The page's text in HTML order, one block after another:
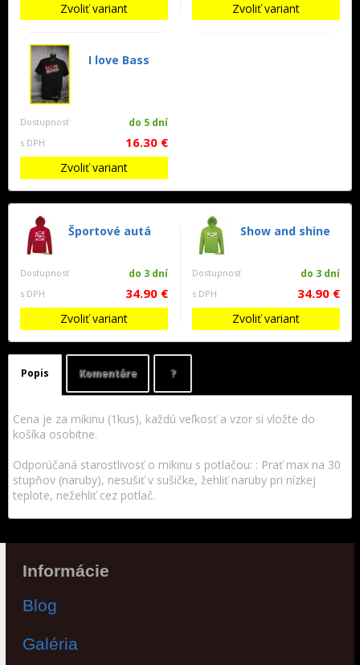
Zvoliť variant Zvoliť variant
I love Bass
Dostupnosť do 5 dní
s DPH 16.30 €
Zvoliť variant
Športové autá
Dostupnosť do 3 dní
s DPH 34.90 €
Zvoliť variant
Show and shine
Dostupnosť do 3 dní
s DPH 34.90 €
Zvoliť variant
Popis Komentáre ?
Cena je za mikinu (1kus), každú veľkosť a vzor si vložte do
košíka osobitne.
Odporúčaná starostlivosť o mikinu s potlačou: : Prať max na 30
stupňov (naruby), nesušiť v sušičke, žehliť naruby pri nízkej
teplote, nežehliť cez potlač.
Informácie
Blog
Galéria